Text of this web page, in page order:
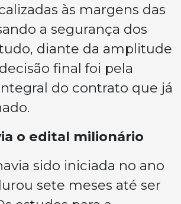
às margens das
a segurança dos
diante da amplitude
final foi pela
do contrato que já
o edital milionário
sido iniciada no ano
sete meses até ser